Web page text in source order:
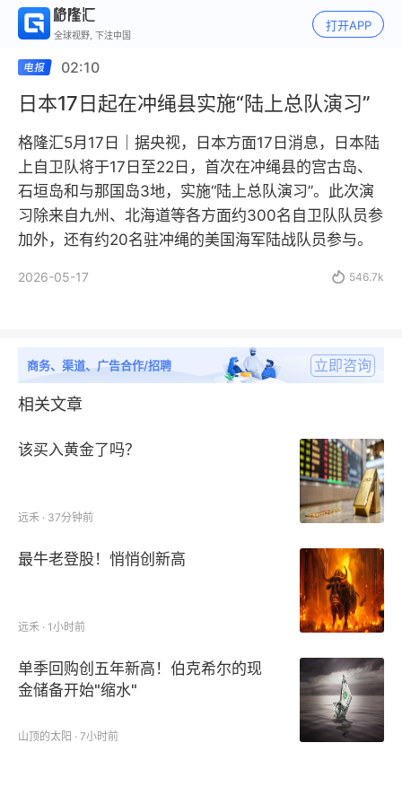
全球视野, 下注中国
打开APP
02:10
日本17日起在冲绳县实施“陆上总队演习”
格隆汇5月17日｜据央视，日本方面17日消息，日本陆
上自卫队将于17日至22日，首次在冲绳县的宫古岛、
石垣岛和与那国岛3地，实施“陆上总队演习”。此次演
习除来自九州、北海道等各方面约300名自卫队队员参
加外，还有约20名驻冲绳的美国海军陆战队员参与。
2026-05-17  546.7k
商务、渠道、广告合作/招聘 立即咨询
相关文章
该买入黄金了吗？
远禾 · 37分钟前
最牛老登股！悄悄创新高
远禾 · 1小时前
单季回购创五年新高！伯克希尔的现
金储备开始"缩水"
山顶的太阳 · 7小时前